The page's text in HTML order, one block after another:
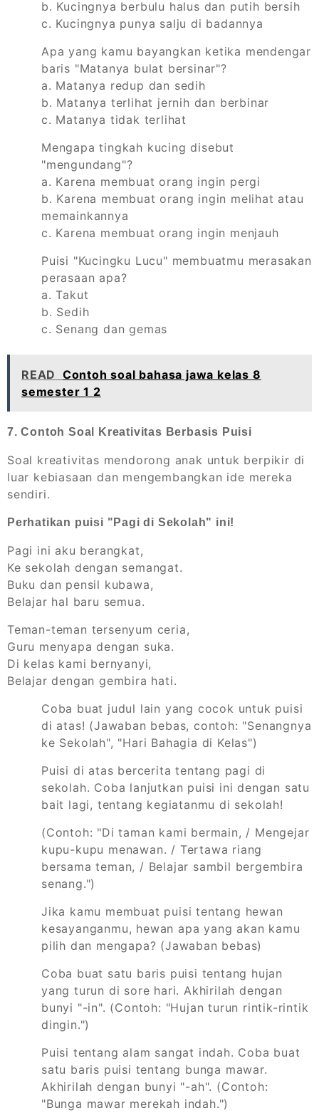
b. Kucingnya berbulu halus dan putih bersih
c. Kucingnya punya salju di badannya
Apa yang kamu bayangkan ketika mendengar
baris "Matanya bulat bersinar"?
a. Matanya redup dan sedih
b. Matanya terlihat jernih dan berbinar
c. Matanya tidak terlihat
Mengapa tingkah kucing disebut
"mengundang"?
a. Karena membuat orang ingin pergi
b. Karena membuat orang ingin melihat atau
memainkannya
c. Karena membuat orang ingin menjauh
Puisi "Kucingku Lucu" membuatmu merasakan
perasaan apa?
a. Takut
b. Sedih
c. Senang dan gemas
READ Contoh soal bahasa jawa kelas 8
semester 1 2
7. Contoh Soal Kreativitas Berbasis Puisi
Soal kreativitas mendorong anak untuk berpikir di
luar kebiasaan dan mengembangkan ide mereka
sendiri.
Perhatikan puisi "Pagi di Sekolah" ini!
Pagi ini aku berangkat,
Ke sekolah dengan semangat.
Buku dan pensil kubawa,
Belajar hal baru semua.
Teman-teman tersenyum ceria,
Guru menyapa dengan suka.
Di kelas kami bernyanyi,
Belajar dengan gembira hati.
Coba buat judul lain yang cocok untuk puisi
di atas! (Jawaban bebas, contoh: "Senangnya
ke Sekolah", "Hari Bahagia di Kelas")
Puisi di atas bercerita tentang pagi di
sekolah. Coba lanjutkan puisi ini dengan satu
bait lagi, tentang kegiatanmu di sekolah!
(Contoh: "Di taman kami bermain, / Mengejar
kupu-kupu menawan. / Tertawa riang
bersama teman, / Belajar sambil bergembira
senang.")
Jika kamu membuat puisi tentang hewan
kesayanganmu, hewan apa yang akan kamu
pilih dan mengapa? (Jawaban bebas)
Coba buat satu baris puisi tentang hujan
yang turun di sore hari. Akhirilah dengan
bunyi "-in". (Contoh: "Hujan turun rintik-rintik
dingin.")
Puisi tentang alam sangat indah. Coba buat
satu baris puisi tentang bunga mawar.
Akhirilah dengan bunyi "-ah". (Contoh:
"Bunga mawar merekah indah.")